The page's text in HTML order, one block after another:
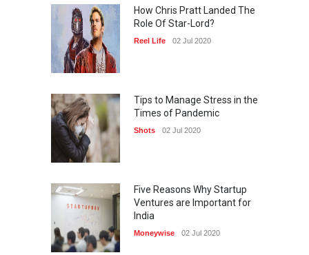
बिना इनो बिना सोडा ऐसे बनाए परफेक्ट
डोसा
एक चवन्नी और पुरातत्व के
एनसाइक्लोपीडिया
Dalgona in Corona
Tips to avoid Covid-19
infection during Grocery
Shopping
donates Rs. 5 Crores to fight
against Coronavirus
“7 Days” by Mr.Stanish Gill
marks the beginning of this
trend.
How Chris Pratt Landed The
Role Of Star-Lord?
Reel Life 02 Jul 2020
Tips to Manage Stress in the
Times of Pandemic
Shots 02 Jul 2020
Five Reasons Why Startup
Ventures are Important for
India
Moneywise 02 Jul 2020